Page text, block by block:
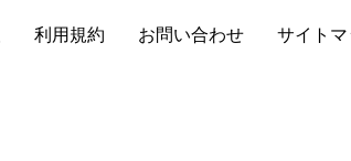
利用規約 お問い合わせ サイト